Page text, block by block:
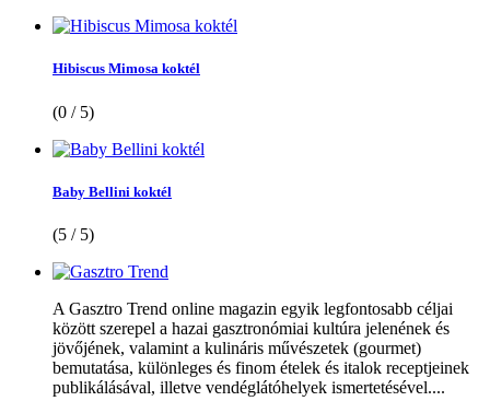
Hibiscus Mimosa koktél
(0 / 5)
Baby Bellini koktél
(5 / 5)
A Gasztro Trend online magazin egyik legfontosabb céljai
között szerepel a hazai gasztronómiai kultúra jelenének és
jövőjének, valamint a kulináris művészetek (gourmet)
bemutatása, különleges és finom ételek és italok receptjeinek
publikálásával, illetve vendéglátóhelyek ismertetésével....